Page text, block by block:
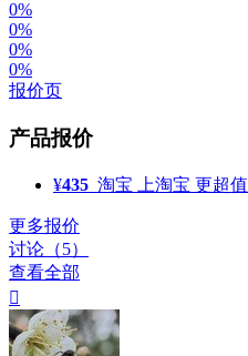
0%
0%
0%
0%
报价页
产品报价
¥435 淘宝 上淘宝 更超值
更多报价
讨论（5）
查看全部
